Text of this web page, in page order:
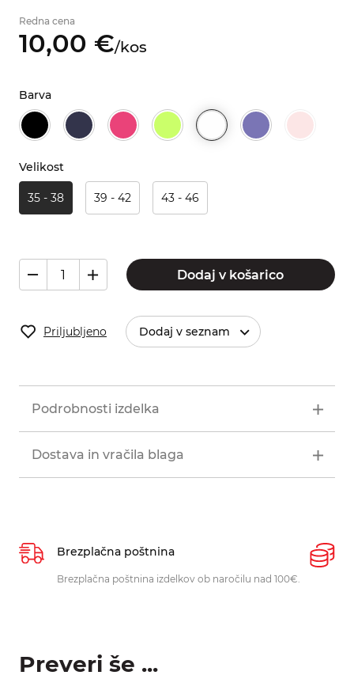
Redna cena
10,00 €/kos
Barva
Velikost
35 - 38 39 - 42 43 - 46
Dodaj v košarico
Priljubljeno Dodaj v seznam
Podrobnosti izdelka
Dostava in vračila blaga
Brezplačna poštnina
Brezplačna poštnina izdelkov ob naročilu nad 100€.
Preveri še ...